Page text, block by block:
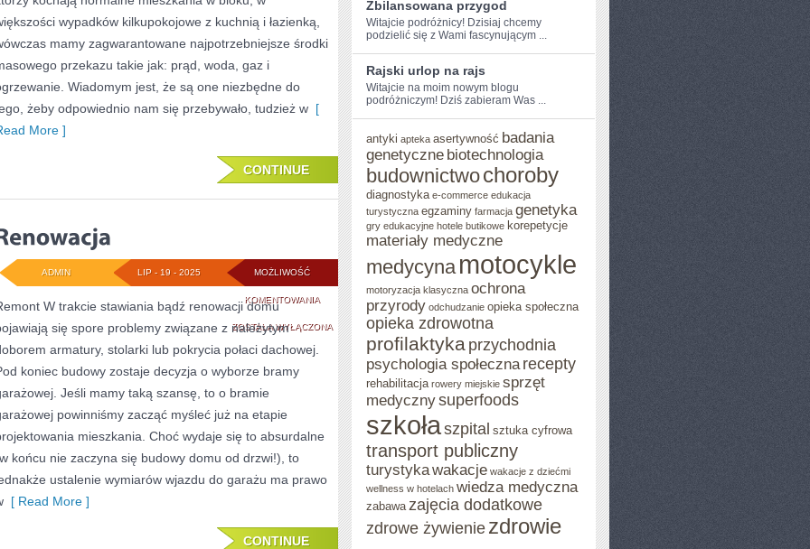
wypadków kilkupokojowe z kuchnią i łazienką,
mamy zagwarantowane najpotrzebniejsze środki
przekazu takie jak: prąd, woda, gaz i
Wiadomym jest, że są one niezbędne do
żeby odpowiednio nam się przebywało, tudzież w [
More ]
CONTINUE
MOŻLIWOŚĆ
KOMENTOWANIARENOWACJA
ZOSTAŁA WYŁĄCZONA
LIP - 19 - 2025
ADMIN
W trakcie stawiania bądź renowacji domu
się spore problemy związane z należytym
armatury, stolarki lub pokrycia połaci dachowej.
koniec budowy zostaje decyzja o wyborze bramy
Jeśli mamy taką szansę, to o bramie
powinniśmy zacząć myśleć już na etapie
mieszkania. Choć wydaje się to absurdalne
końcu nie zaczyna się budowy domu od drzwi!), to
ustalenie wymiarów wjazdu do garażu ma prawo
[ Read More ]
CONTINUE
Zbilansowana przygod
Witajcie podróżnicy! Dzisiaj chcemy
⁣podzielić się z Wami fascynującym ...
Rajski urlop na rajs
Witajcie na moim nowym blogu
podróżniczym! Dziś zabieram Was ...
antyki apteka asertywność badania
genetyczne biotechnologia
budownictwochoroby
diagnostyka e-commerce edukacja
turystyczna egzaminy farmacja genetyka
gry edukacyjne hotele butikowe korepetycje
materiały medyczne
medycyna motocykle
motoryzacja klasyczna ochrona
przyrody odchudzanie opieka społeczna
opieka zdrowotna
profilaktyka przychodnia
psychologia społeczna recepty
rehabilitacja rowery miejskie sprzęt
medycznysuperfoods
szkołaszpital sztuka cyfrowa
transport publiczny
turystykawakacje wakacje z dziećmi
wellness w hotelach wiedza medyczna
zabawa zajęcia dodatkowe
zdrowe żywienie zdrowie